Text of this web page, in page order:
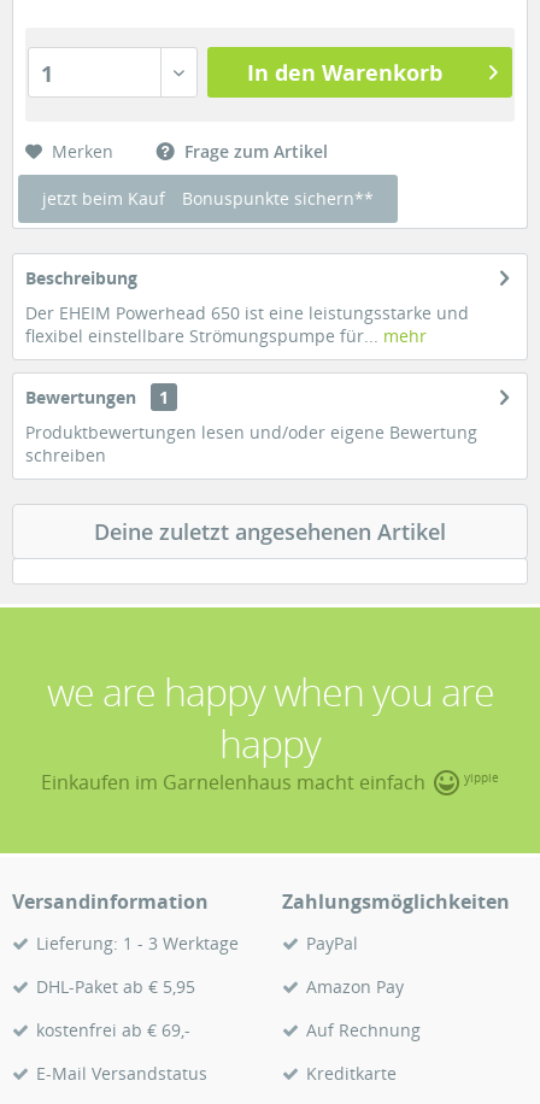
1 In den Warenkorb
Merken Frage zum Artikel
jetzt beim Kauf Bonuspunkte sichern**
Beschreibung
Der EHEIM Powerhead 650 ist eine leistungsstarke und
flexibel einstellbare Strömungspumpe für... mehr
Bewertungen
1
Produktbewertungen lesen und/oder eigene Bewertung
schreiben
Deine zuletzt angesehenen Artikel
we are happy when you are
happy
Einkaufen im Garnelenhaus macht einfach yippie
Versandinformation
Lieferung: 1 - 3 Werktage
DHL-Paket ab € 5,95
kostenfrei ab € 69,-
E-Mail Versandstatus
Zahlungsmöglichkeiten
PayPal
Amazon Pay
Auf Rechnung
Kreditkarte